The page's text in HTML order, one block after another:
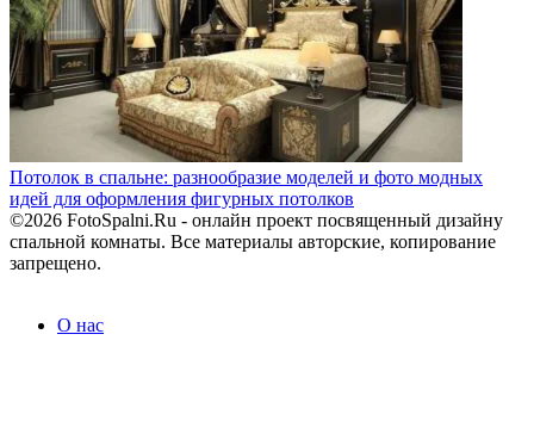
Потолок в спальне: разнообразие моделей и фото модных
идей для оформления фигурных потолков
©2026 FotoSpalni.Ru - онлайн проект посвященный дизайну
спальной комнаты. Все материалы авторские, копирование
запрещено.
О нас